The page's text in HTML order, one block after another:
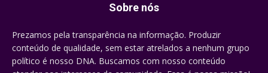
Sobre nós
Prezamos pela transparência na informação. Produzir
conteúdo de qualidade, sem estar atrelados a nenhum grupo
político é nosso DNA. Buscamos com nosso conteúdo